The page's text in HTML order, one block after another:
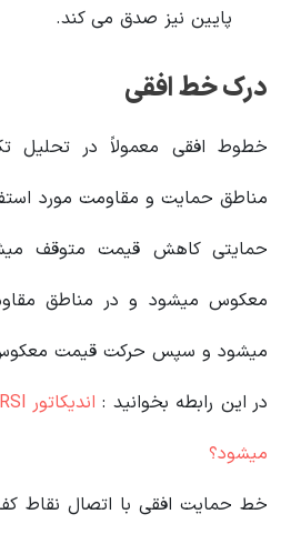
پایین نیز صدق می کند.
درک خط افقی
خطوط افقی معمولاً در تحلیل
مناطق حمایت و مقاومت مورد
حمایتی کاهش قیمت متوقف
معکوس میشود و در مناطق
میشود و سپس حرکت قیمت
در این رابطه بخوانید‌ :
میشود؟
خط حمایت افقی با اتصال نقاط